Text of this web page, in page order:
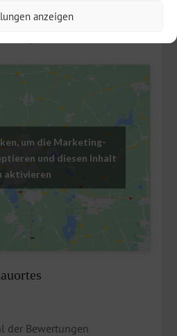
anzeigen
wird der Überwurf zum
um die Marketing-
und diesen Inhalt
aktivieren
der Bewertungen